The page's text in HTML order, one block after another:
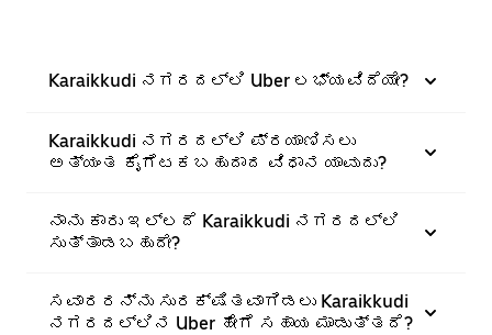
Karaikkudi ನಗರದಲ್ಲಿ Uber ಲಭ್ಯವಿದೆಯೇ?
Karaikkudi ನಗರದಲ್ಲಿ ಪ್ರಯಾಣಿಸಲು
ಅತ್ಯಂತ ಕೈಗೆಟಕಬಹುದಾದ ವಿಧಾನ ಯಾವುದು?
ನಾನು ಕಾರು ಇಲ್ಲದೆ Karaikkudi ನಗರದಲ್ಲಿ
ಸುತ್ತಾಡಬಹುದೇ?
ಸವಾರರನ್ನು ಸುರಕ್ಷಿತವಾಗಿಡಲು Karaikkudi
ನಗರದಲ್ಲಿನ Uber ಹೇಗೆ ಸಹಾಯ ಮಾಡುತ್ತದೆ?